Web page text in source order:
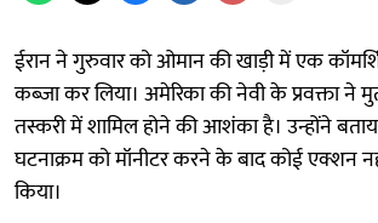
ईरान ने गुरुवार को ओमान की खाड़ी में एक
कब्जा कर लिया। अमेरिका की नेवी के प्रवक्ता ने
तस्करी में शामिल होने की आशंका है। उन्होंने
घटनाक्रम को मॉनीटर करने के बाद कोई एक्शन
किया।